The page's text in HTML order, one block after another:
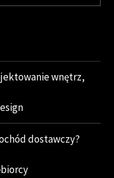
wnętrz,
dostawczy?